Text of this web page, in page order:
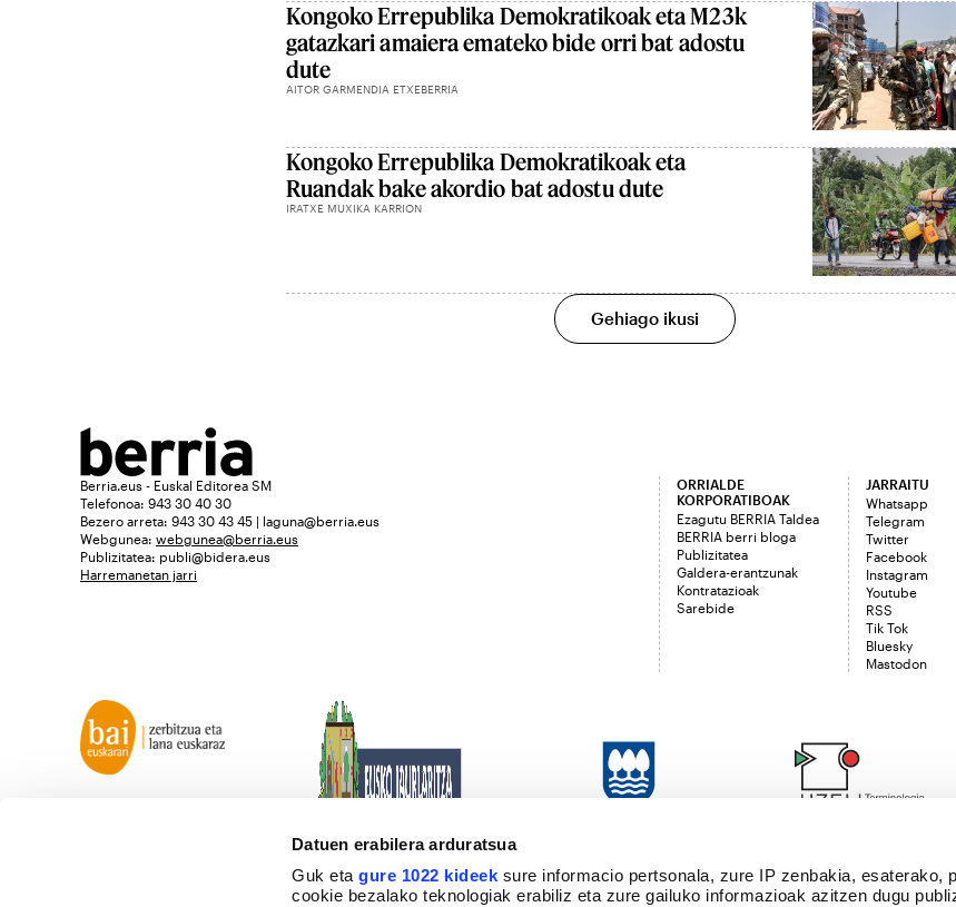
Datuen erabilera arduratsua
Guk etagure 1022 kideek sure informacio pertsonala, zure IP zenbakia, esaterako,
cookie bezalako teknologiak erabiliz eta zure gailuko informazioak azitzen dugu
Kongoko Errepublika Demokratikoak eta M23k
gatazkari amaiera emateko bide orri bat adostu
dute
AITOR GARMENDIA ETXEBERRIA
Kongoko Errepublika Demokratikoak eta
Ruandak bake akordio bat adostu dute
IRATXE MUXIKA KARRION
Gehiago ikusi
Berria.eus - Euskal Editorea SM
Telefonoa: 943 30 40 30
Bezero arreta: 943 30 43 45 | laguna@berria.eus
Webgunea: webgunea@berria.eus
Publizitatea: publi@bidera.eus
Harremanetan jarri
ORRIALDE
KORPORATIBOAK
Ezagutu BERRIA Taldea
BERRIA berri bloga
Publizitatea
Galdera-erantzunak
Kontratazioak
Sarebide
JARRAITU
Whatsapp
Telegram
Twitter
Facebook
Instagram
Youtube
RSS
Tik Tok
Bluesky
Mastodon